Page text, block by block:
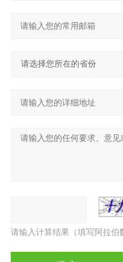
请输入计算结果（填写阿拉伯